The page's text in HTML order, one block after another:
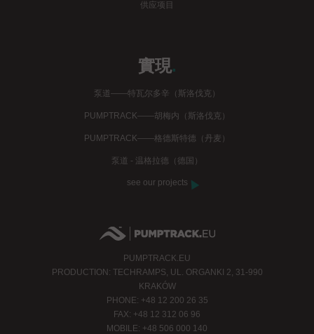
供应项目
實現.
泵道——特瓦尔多辛（斯洛伐克）
PUMPTRACK——胡梅内（斯洛伐克）
PUMPTRACK——格德斯特德（丹麦）
泵道 - 温格拉德（德国）
see our projects
PUMPTRACK.EU
PRODUCTION: TECHRAMPS, UL. ORGANKI 2, 31-990
KRAKÓW
PHONE: +48 12 200 26 35
FAX: +48 12 312 06 96
MOBILE: +48 506 000 140